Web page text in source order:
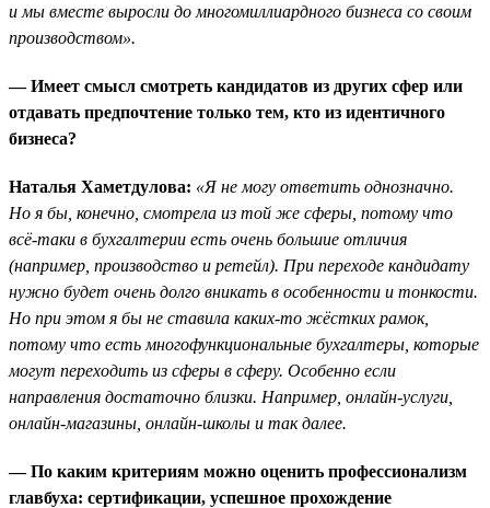
и мы вместе выросли до многомиллиардного бизнеса со своим
производством».
— Имеет смысл смотреть кандидатов из других сфер или
отдавать предпочтение только тем, кто из идентичного
бизнеса?
Наталья Хаметдулова: «Я не могу ответить однозначно.
Но я бы, конечно, смотрела из той же сферы, потому что
всё-таки в бухгалтерии есть очень большие отличия
(например, производство и ретейл). При переходе кандидату
нужно будет очень долго вникать в особенности и тонкости.
Но при этом я бы не ставила каких-то жёстких рамок,
потому что есть многофункциональные бухгалтеры, которые
могут переходить из сферы в сферу. Особенно если
направления достаточно близки. Например, онлайн-услуги,
онлайн-магазины, онлайн-школы и так далее.
— По каким критериям можно оценить профессионализм
главбуха: сертификации, успешное прохождение